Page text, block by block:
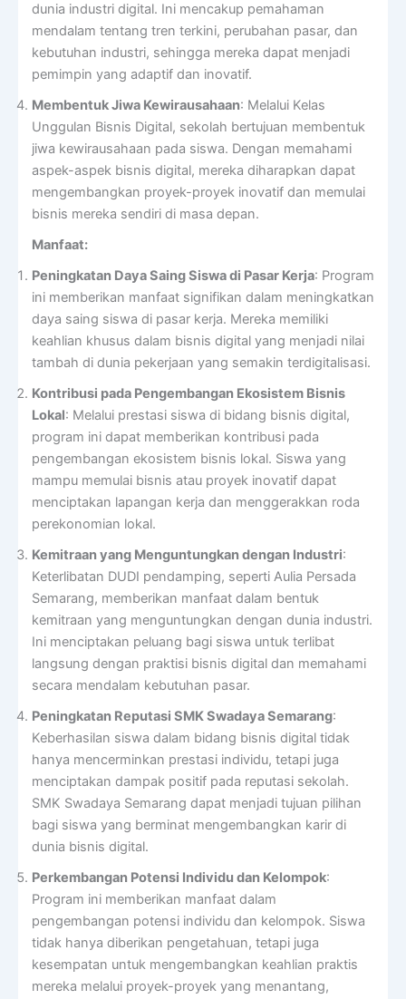
dunia industri digital. Ini mencakup pemahaman
mendalam tentang tren terkini, perubahan pasar, dan
kebutuhan industri, sehingga mereka dapat menjadi
pemimpin yang adaptif dan inovatif.
Membentuk Jiwa Kewirausahaan: Melalui Kelas
Unggulan Bisnis Digital, sekolah bertujuan membentuk
jiwa kewirausahaan pada siswa. Dengan memahami
aspek-aspek bisnis digital, mereka diharapkan dapat
mengembangkan proyek-proyek inovatif dan memulai
bisnis mereka sendiri di masa depan.
Manfaat:
Peningkatan Daya Saing Siswa di Pasar Kerja: Program
ini memberikan manfaat signifikan dalam meningkatkan
daya saing siswa di pasar kerja. Mereka memiliki
keahlian khusus dalam bisnis digital yang menjadi nilai
tambah di dunia pekerjaan yang semakin terdigitalisasi.
Kontribusi pada Pengembangan Ekosistem Bisnis
Lokal: Melalui prestasi siswa di bidang bisnis digital,
program ini dapat memberikan kontribusi pada
pengembangan ekosistem bisnis lokal. Siswa yang
mampu memulai bisnis atau proyek inovatif dapat
menciptakan lapangan kerja dan menggerakkan roda
perekonomian lokal.
Kemitraan yang Menguntungkan dengan Industri:
Keterlibatan DUDI pendamping, seperti Aulia Persada
Semarang, memberikan manfaat dalam bentuk
kemitraan yang menguntungkan dengan dunia industri.
Ini menciptakan peluang bagi siswa untuk terlibat
langsung dengan praktisi bisnis digital dan memahami
secara mendalam kebutuhan pasar.
Peningkatan Reputasi SMK Swadaya Semarang:
Keberhasilan siswa dalam bidang bisnis digital tidak
hanya mencerminkan prestasi individu, tetapi juga
menciptakan dampak positif pada reputasi sekolah.
SMK Swadaya Semarang dapat menjadi tujuan pilihan
bagi siswa yang berminat mengembangkan karir di
dunia bisnis digital.
Perkembangan Potensi Individu dan Kelompok:
Program ini memberikan manfaat dalam
pengembangan potensi individu dan kelompok. Siswa
tidak hanya diberikan pengetahuan, tetapi juga
kesempatan untuk mengembangkan keahlian praktis
mereka melalui proyek-proyek yang menantang,